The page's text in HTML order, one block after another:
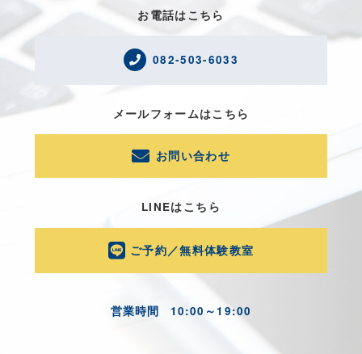
お電話はこちら
082-503-6033
メールフォームはこちら
お問い合わせ
LINEはこちら
ご予約／無料体験教室
営業時間 10:00～19:00